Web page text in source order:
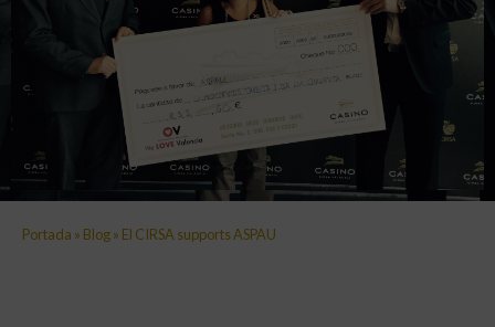
Portada » Blog» El CIRSA supports ASPAU